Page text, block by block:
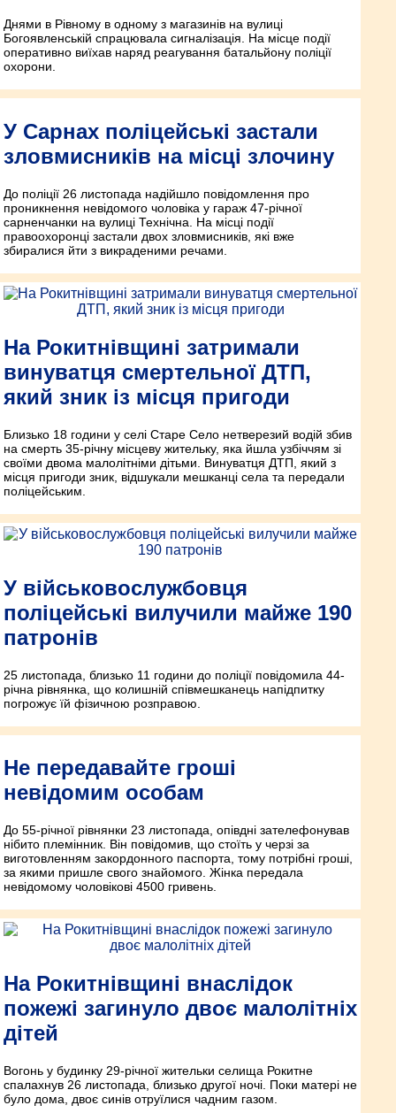
Днями в Рівному в одному з магазинів на вулиці
Богоявленській спрацювала сигналізація. На місце події
оперативно виїхав наряд реагування батальйону поліції
охорони.
У Сарнах поліцейські застали
зловмисників на місці злочину
До поліції 26 листопада надійшло повідомлення про
проникнення невідомого чоловіка у гараж 47-річної
сарненчанки на вулиці Технічна. На місці події
правоохоронці застали двох зловмисників, які вже
збиралися йти з викраденими речами.
На Рокитнівщині затримали
винуватця смертельної ДТП,
який зник із місця пригоди
Близько 18 години у селі Старе Село нетверезий водій збив
на смерть 35-річну місцеву жительку, яка йшла узбіччям зі
своїми двома малолітніми дітьми. Винуватця ДТП, який з
місця пригоди зник, відшукали мешканці села та передали
поліцейським.
У військовослужбовця
поліцейські вилучили майже 190
патронів
25 листопада, близько 11 години до поліції повідомила 44-
річна рівнянка, що колишній співмешканець напідпитку
погрожує їй фізичною розправою.
Не передавайте гроші
невідомим особам
До 55-річної рівнянки 23 листопада, опівдні зателефонував
нібито племінник. Він повідомив, що стоїть у черзі за
виготовленням закордонного паспорта, тому потрібні гроші,
за якими пришле свого знайомого. Жінка передала
невідомому чоловікові 4500 гривень.
На Рокитнівщині внаслідок
пожежі загинуло двоє малолітніх
дітей
Вогонь у будинку 29-річної жительки селища Рокитне
спалахнув 26 листопада, близько другої ночі. Поки матері не
було дома, двоє синів отруїлися чадним газом.